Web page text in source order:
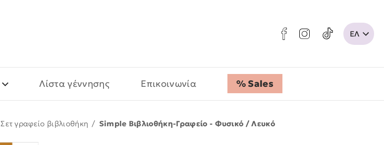
Λίστα γέννησης Επικοινωνία % Sales
Σετ γραφείο βιβλιοθήκη / Simple Βιβλιοθήκη-Γραφείο - Φυσικό / Λευκό